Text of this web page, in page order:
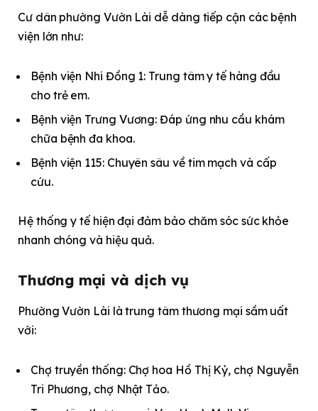
Cư dân phường Vườn Lài dễ dàng tiếp cận các bệnh
viện lớn như:
Bệnh viện Nhi Đồng 1: Trung tâm y tế hàng đầu
cho trẻ em.
Bệnh viện Trưng Vương: Đáp ứng nhu cầu khám
chữa bệnh đa khoa.
Bệnh viện 115: Chuyên sâu về tim mạch và cấp
cứu.
Hệ thống y tế hiện đại đảm bảo chăm sóc sức khỏe
nhanh chóng và hiệu quả.
Thương mại và dịch vụ
Phường Vườn Lài là trung tâm thương mại sầm uất
với:
Chợ truyền thống: Chợ hoa Hồ Thị Kỷ, chợ Nguyễn
Tri Phương, chợ Nhật Tảo.